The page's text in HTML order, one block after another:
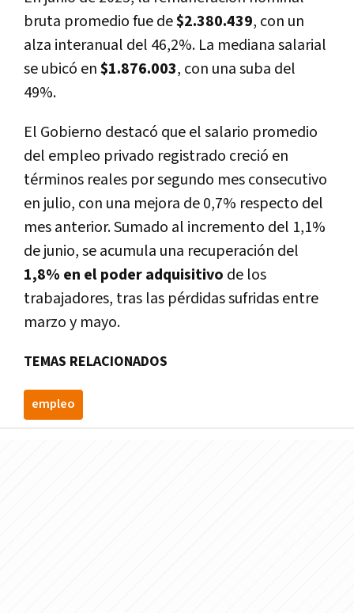
bruta promedio fue de$2.380.439, con un
alza interanual del 46,2%. La mediana salarial
se ubicó en$1.876.003, con una suba del
49%.
El Gobierno destacó que el salario promedio
del empleo privado registrado creció en
términos reales por segundo mes consecutivo
en julio, con una mejora de 0,7% respecto del
mes anterior. Sumado al incremento del 1,1%
de junio, se acumula una recuperación del
1,8% en el poder adquisitivo de los
trabajadores, tras las pérdidas sufridas entre
marzo y mayo.
TEMAS RELACIONADOS
empleo